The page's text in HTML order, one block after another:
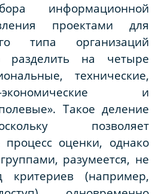
информационной
проектами для
типа организаций
разделить на четыре
технические,
экономические и
Такое деление
позволяет
процесс оценки, однако
разумеется, не
критериев (например,